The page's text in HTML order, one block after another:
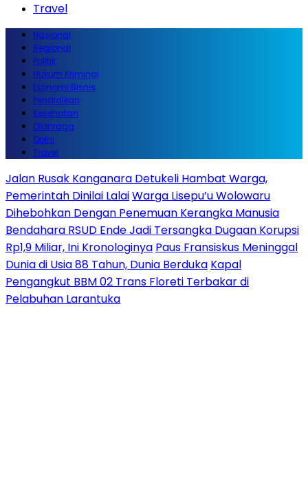
Travel
Nasional
Regional
Politik
Hukum Kriminal
Ekonomi Bisnis
Pendidikan
Kesehatan
Olahraga
Opini
Travel
Jalan Rusak Kanganara Detukeli Hambat Warga,
Pemerintah Dinilai LalaiWarga Lisepu’u Wolowaru
Dihebohkan Dengan Penemuan Kerangka Manusia
Bendahara RSUD Ende Jadi Tersangka Dugaan Korupsi
Rp1,9 Miliar, Ini Kronologinya Paus Fransiskus Meninggal
Dunia di Usia 88 Tahun, Dunia Berduka Kapal
Pengangkut BBM 02 Trans Floreti Terbakar di
Pelabuhan Larantuka